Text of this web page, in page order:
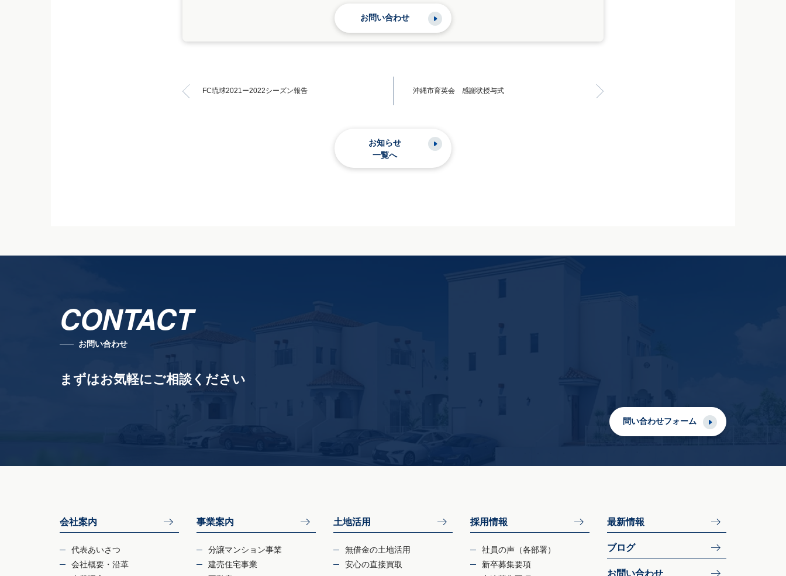
お問い合わせ
FC琉球2021ー2022シーズン報告 沖縄市育英会 感謝状授与式
お知らせ
一覧へ
CONTACT
お問い合わせ
まずはお気軽にご相談ください
問い合わせフォーム
会社案内
代表あいさつ
会社概要・沿革
事業案内
分譲マンション事業
建売住宅事業
土地活用
無借金の土地活用
安心の直接買取
採用情報
社員の声（各部署）
新卒募集要項
最新情報
ブログ
お問い合わせ